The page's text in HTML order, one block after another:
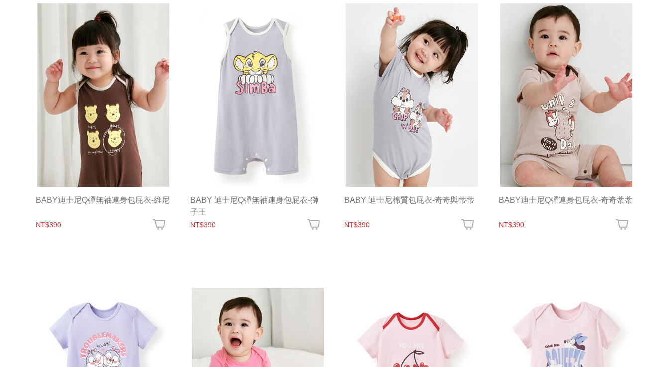
BABY迪士尼Q彈無袖連身包屁衣-維尼
NT$390
BABY 迪士尼Q彈無袖連身包屁衣-獅
子王
NT$390
BABY 迪士尼棉質包屁衣-奇奇與蒂蒂
NT$390
BABY迪士尼Q彈連身包屁衣-奇奇蒂蒂
NT$390